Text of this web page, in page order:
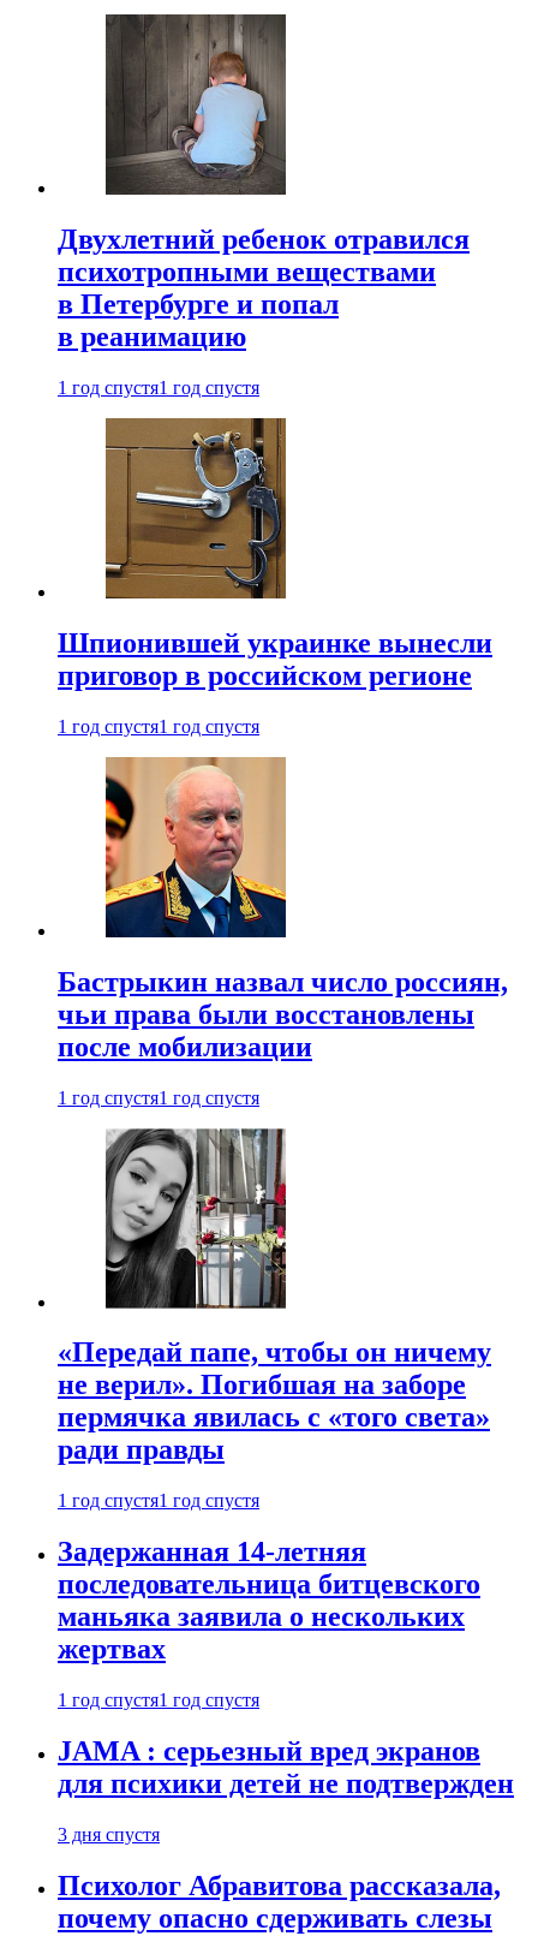
Двухлетний ребенок отравился
психотропными веществами
в Петербурге и попал
в реанимацию
1 год спустя1 год спустя
Шпионившей украинке вынесли
приговор в российском регионе
1 год спустя1 год спустя
Бастрыкин назвал число россиян,
чьи права были восстановлены
после мобилизации
1 год спустя1 год спустя
«Передай папе, чтобы он ничему
не верил». Погибшая на заборе
пермячка явилась с «того света»
ради правды
1 год спустя1 год спустя
Задержанная 14-летняя
последовательница битцевского
маньяка заявила о нескольких
жертвах
1 год спустя1 год спустя
JAMA : серьезный вред экранов
для психики детей не подтвержден
3 дня спустя
Психолог Абравитова рассказала,
почему опасно сдерживать слезы